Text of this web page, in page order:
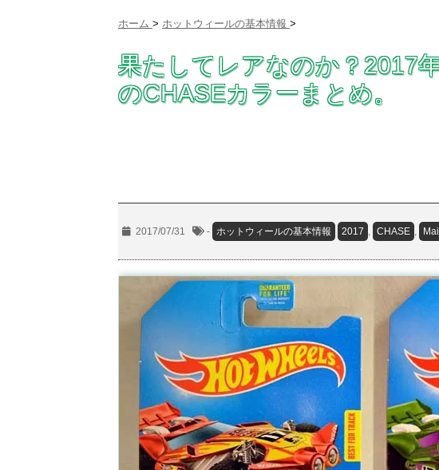
ホーム > ホットウィールの基本情報 >
果たしてレアなのか？2017
のCHASEカラーまとめ。
2017/07/31 - ホットウィールの基本情報 2017 , CHASE ,